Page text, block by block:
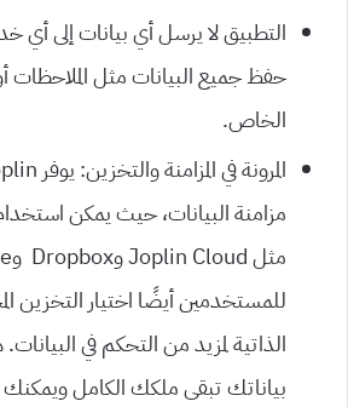
التطبيق لا يرسل أي بيانات إلى أي
حفظ جميع البيانات مثل الملاحظات
الخاص.
مزامنة البيانات، حيث يمكن
للمستخدمين أيضًا اختيار التخزين
الذاتية لمزيد من التحكم في
بياناتك تبقى ملكك الكامل ويمكنك